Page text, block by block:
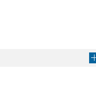
Ottieni articolo